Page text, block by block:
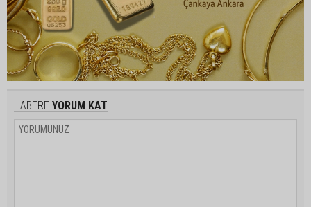
HABERE YORUM KAT